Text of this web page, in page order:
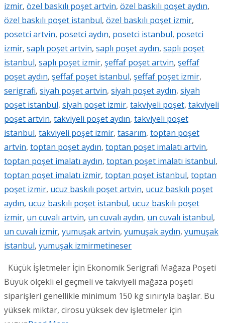
izmir, özel baskılı poşet artvin, özel baskılı poşet aydın,
özel baskılı poşet istanbul, özel baskılı poşet izmir,
posetci artvin, posetci aydın, posetci istanbul, posetci
izmir, saplı poşet artvin, saplı poşet aydın, saplı poşet
istanbul, saplı poşet izmir, şeffaf poşet artvin, şeffaf
poşet aydın, şeffaf poşet istanbul, şeffaf poşet izmir,
serigrafi, siyah poşet artvin, siyah poşet aydın, siyah
poşet istanbul, siyah poşet izmir, takviyeli poşet, takviyeli
poşet artvin, takviyeli poşet aydın, takviyeli poşet
istanbul, takviyeli poşet izmir, tasarım, toptan poşet
artvin, toptan poşet aydın, toptan poşet imalatı artvin,
toptan poşet imalatı aydın, toptan poşet imalatı istanbul,
toptan poşet imalatı izmir, toptan poşet istanbul, toptan
poşet izmir, ucuz baskılı poşet artvin, ucuz baskılı poşet
aydın, ucuz baskılı poşet istanbul, ucuz baskılı poşet
izmir, un cuvalı artvin, un cuvalı aydın, un cuvalı istanbul,
un cuvalı izmir, yumuşak artvin, yumuşak aydın, yumuşak
istanbul, yumuşak izmirmetineser
Küçük İşletmeler İçin Ekonomik Serigrafi Mağaza Poşeti
Büyük ölçekli el geçmeli ve takviyeli mağaza poşeti
siparişleri genellikle minimum 150 kg sınırıyla başlar. Bu
yüksek miktar, cirosu yüksek dev işletmeler için